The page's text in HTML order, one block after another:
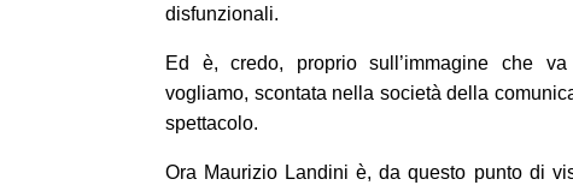
disfunzionali.
Ed è, credo, proprio sull’immagine che
vogliamo, scontata nella società della
spettacolo.
Ora Maurizio Landini è, da questo punto di